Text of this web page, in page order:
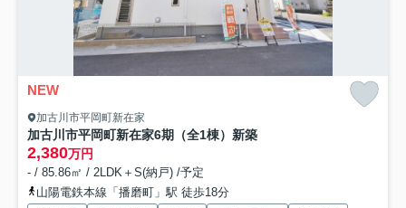
NEW
加古川市平岡町新在家
加古川市平岡町新在家6期（全1棟）新築
2,380万円
- / 85.86㎡ / 2LDK＋S(納戸) /予定
山陽電鉄本線「播磨町」駅 徒歩18分